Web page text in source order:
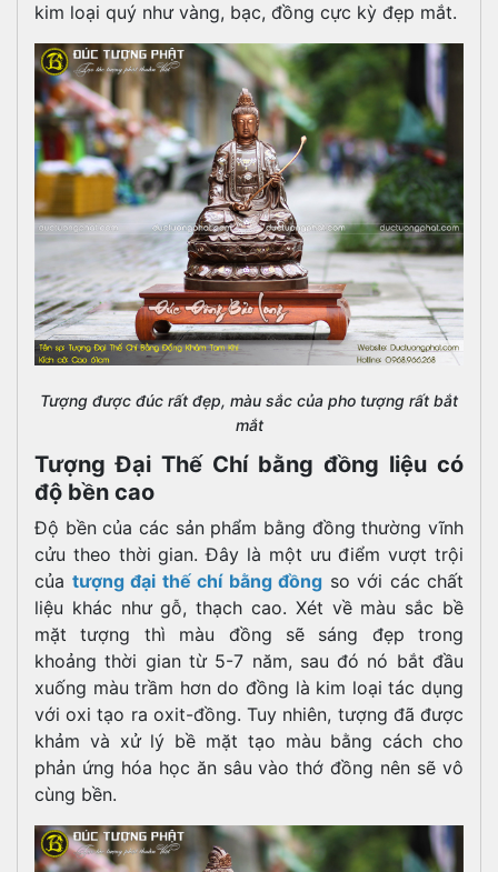
kim loại quý như vàng, bạc, đồng cực kỳ đẹp mắt.
Tượng được đúc rất đẹp, màu sắc của pho tượng rất bắt
mắt
Tượng Đại Thế Chí bằng đồng liệu có
độ bền cao
Độ bền của các sản phẩm bằng đồng thường vĩnh
cửu theo thời gian. Đây là một ưu điểm vượt trội
của tượng đại thế chí bằng đồng so với các chất
liệu khác như gỗ, thạch cao. Xét về màu sắc bề
mặt tượng thì màu đồng sẽ sáng đẹp trong
khoảng thời gian từ 5-7 năm, sau đó nó bắt đầu
xuống màu trầm hơn do đồng là kim loại tác dụng
với oxi tạo ra oxit-đồng. Tuy nhiên, tượng đã được
khảm và xử lý bề mặt tạo màu bằng cách cho
phản ứng hóa học ăn sâu vào thớ đồng nên sẽ vô
cùng bền.